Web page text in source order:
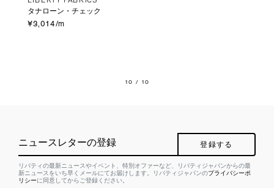
タナローン・チェック
¥3,014/m
10 / 10
ニュースレターの登録 登録する
リバティの最新ニュースやイベント、特別オファーなど、リバティジャパンからの最
新ニュースをいち早くメールにてお届けします。リバティジャパンのプライバシーポ
リシーに同意してからご登録ください。